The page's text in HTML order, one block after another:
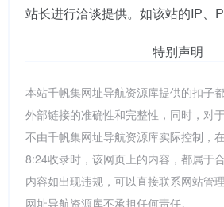
站长进行洽谈提供。如该站的IP、
特别声明
本站千帆集网址导航资源库提供的扣子
外部链接的准确性和完整性，同时，对
不由千帆集网址导航资源库实际控制，
8:24收录时，该网页上的内容，都属于
内容如出现违规，可以直接联系网站管
网址导航资源库不承担任何责任。